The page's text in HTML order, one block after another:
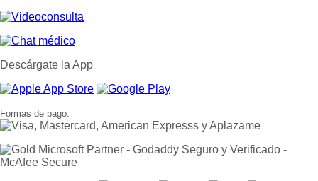
Descárgate la App
Formas de pago: